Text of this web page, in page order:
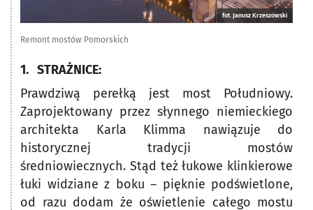
fot. Janusz Krzeszowski
Remont mostów Pomorskich
1. STRAŻNICE:
Prawdziwą perełką jest most Południowy.
Zaprojektowany przez słynnego niemieckiego
architekta Karla Klimma nawiązuje do
historycznej tradycji mostów
średniowiecznych. Stąd też łukowe klinkierowe
łuki widziane z boku – pięknie podświetlone,
od razu dodam że oświetlenie całego mostu